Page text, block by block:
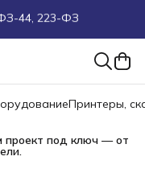
под ТЗ
или в чат
и под заказ
Принтеры,
проект под ключ — от